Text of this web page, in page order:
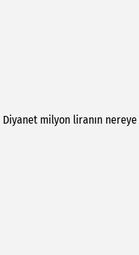
Diyanet milyon liranın nereye